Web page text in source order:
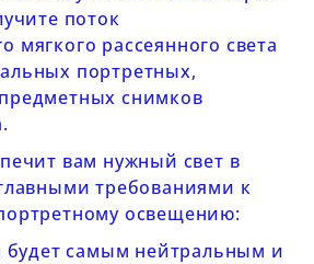
поток
мягкого рассеянного света
портретных,
снимков
вам нужный свет в
требованиями к
освещению:
будет самым нейтральным и